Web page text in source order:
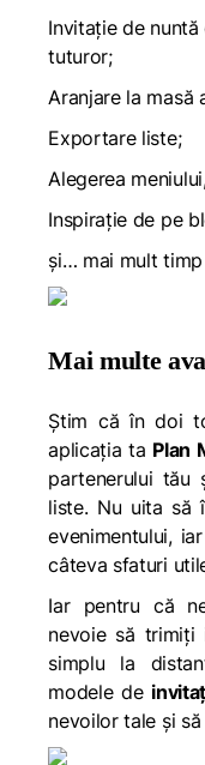
Invitație de
tuturor;
Aranjare la masă
Exportare liste;
Alegerea
Inspirație de pe
și… mai mult
Mai multe
Știm că în doi
aplicația ta Plan
partenerului tău
liste. Nu uita să
evenimentului,
câteva sfaturi
Iar pentru că
nevoie să
simplu la
modele de
nevoilor tale și